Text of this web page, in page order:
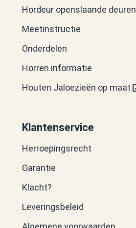
Hordeur openslaande deuren
Meetinstructie
Onderdelen
Horren informatie
Houten Jaloezieën op maat
Klantenservice
Herroepingsrecht
Garantie
Klacht?
Leveringsbeleid